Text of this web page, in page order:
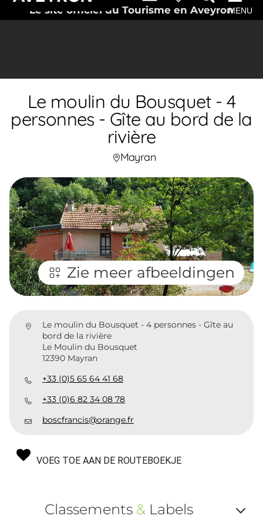
Le site officiel du Tourisme en AveyronMENU
Le moulin du Bousquet - 4
personnes - Gîte au bord de la
rivière
Mayran
Zie meer afbeeldingen
Le moulin du Bousquet - 4 personnes - Gîte au
bord de la rivière
Le Moulin du Bousquet
12390 Mayran
+33 (0)5 65 64 41 68
+33 (0)6 82 34 08 78
boscfrancis@orange.fr
VOEG TOE AAN DE ROUTEBOEKJE
Classements &Labels